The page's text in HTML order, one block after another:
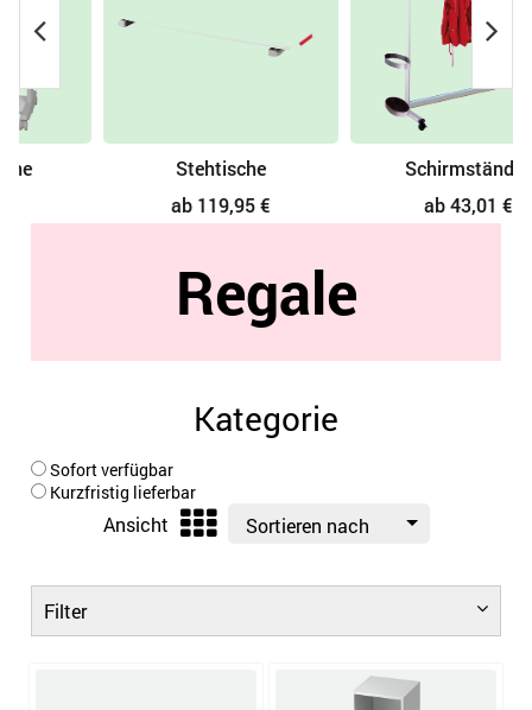
Stehtische
ab 119,95 €
Schirmständer
ab 43,01 €
Regale
Kategorie
Sofort verfügbar
Kurzfristig lieferbar
Ansicht Sortieren nach
Filter